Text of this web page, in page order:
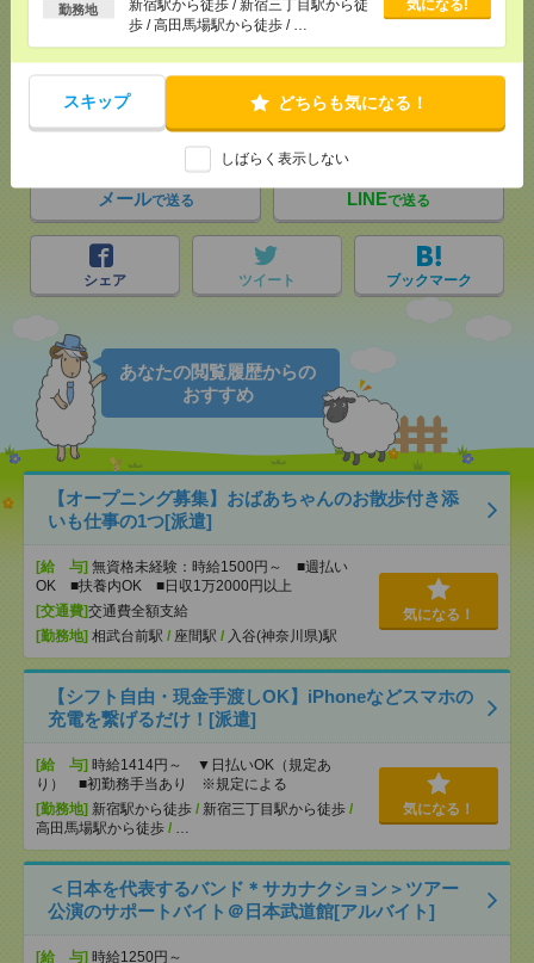
勤務地
新宿駅から徒歩 / 新宿三丁目駅から徒
歩 / 高田馬場駅から徒歩 / …
気になる!
スキップ どちらも気になる！
しばらく表示しない
応募ページへ
気になる！
メールで送る LINEで送る
シェア ツイート ブックマーク
あなたの閲覧履歴からの
おすすめ
【オープニング募集】おばあちゃんのお散歩付き添
いも仕事の1つ[派遣]
[給 与] 無資格未経験：時給1500円～ ■週払い
OK ■扶養内OK ■日収1万2000円以上
[交通費]交通費全額支給
[勤務地] 相武台前駅 / 座間駅 / 入谷(神奈川県)駅
気になる！
【シフト自由・現金手渡しOK】iPhoneなどスマホの
充電を繋げるだけ！[派遣]
[給 与] 時給1414円～ ▼日払いOK（規定あ
り） ■初勤務手当あり ※規定による
[勤務地] 新宿駅から徒歩 / 新宿三丁目駅から徒歩 /
高田馬場駅から徒歩 / …
気になる！
＜日本を代表するバンド＊サカナクション＞ツアー
公演のサポートバイト＠日本武道館[アルバイト]
[給 与] 時給1250円～